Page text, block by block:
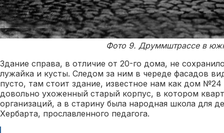
Фото 9. Друммштрассе в
Здание справа, в отличие от 20-го дома, не
лужайка и кусты. Следом за ним в череде фасадов
пусто, там стоит здание, известное нам как дом
довольно ухоженный старый корпус, в котором
организаций, а в старину была народная школа для
Хербарта, прославленного педагога.